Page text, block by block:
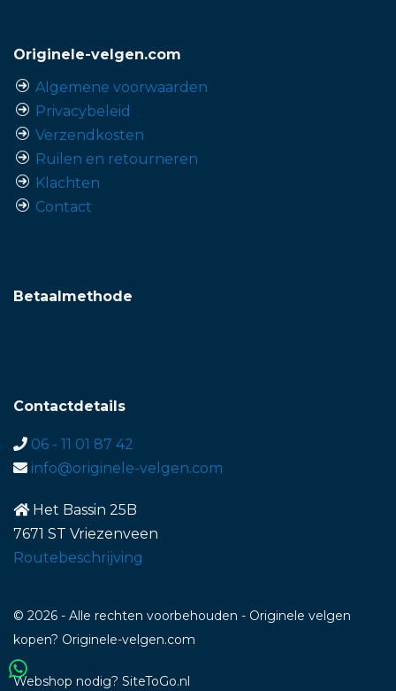
Originele-velgen.com
Algemene voorwaarden
Privacybeleid
Verzendkosten
Ruilen en retourneren
Klachten
Contact
Betaalmethode
Contactdetails
06 - 11 01 87 42
info@originele-velgen.com
Het Bassin 25B
7671 ST Vriezenveen
Routebeschrijving
© 2026 - Alle rechten voorbehouden - Originele velgen
kopen? Originele-velgen.com
Webshop nodig? SiteToGo.nl